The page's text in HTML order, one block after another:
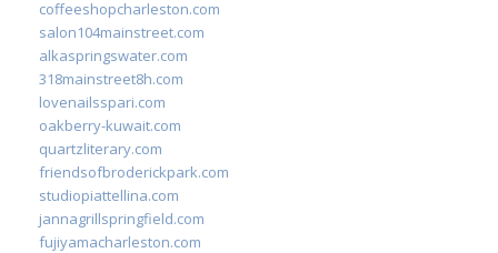
coffeeshopcharleston.com
salon104mainstreet.com
alkaspringswater.com
318mainstreet8h.com
lovenailsspari.com
oakberry-kuwait.com
quartzliterary.com
friendsofbroderickpark.com
studiopiattellina.com
jannagrillspringfield.com
fujiyamacharleston.com